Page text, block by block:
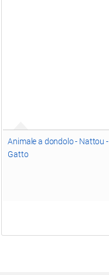
Animale a dondolo - Nattou -
Gatto